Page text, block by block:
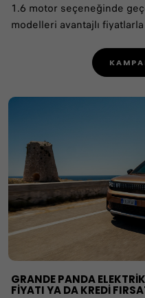
1.6 motor seçeneğinde
modelleri avantajlı
GRANDE PANDA
FİYATI YA DA KREDİ